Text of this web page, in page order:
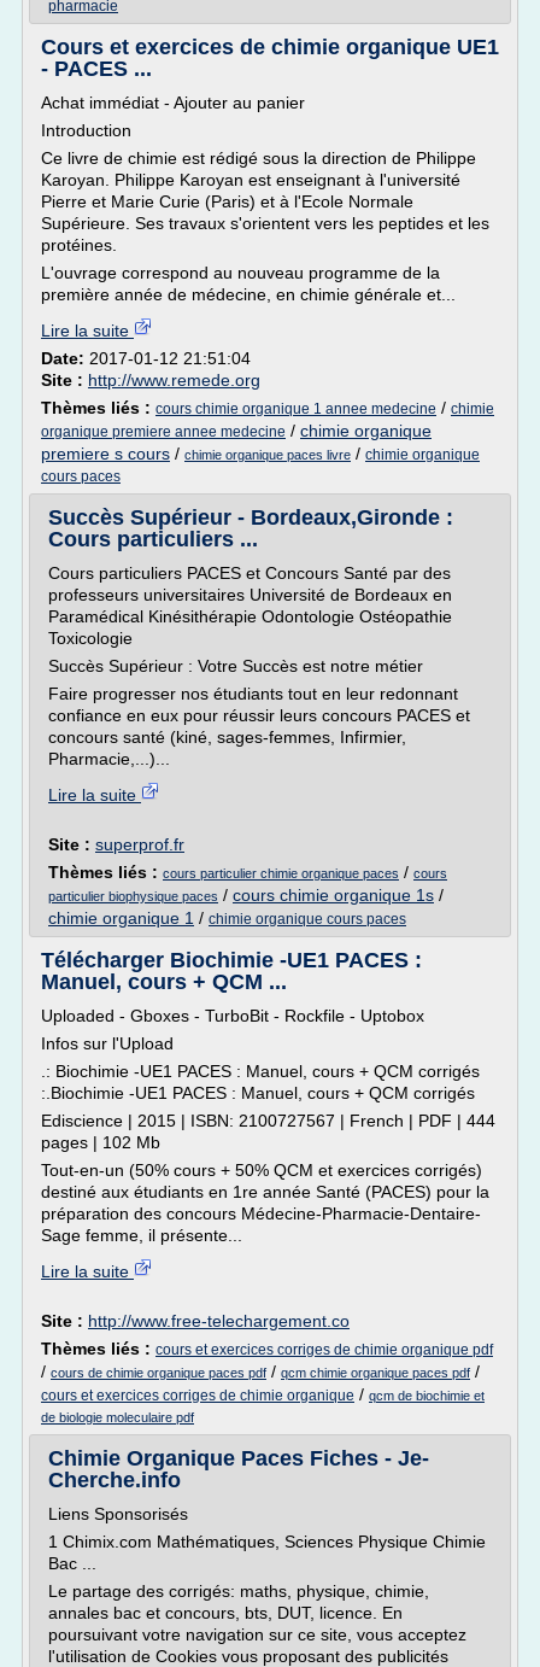
pharmacie
Cours et exercices de chimie organique UE1
- PACES ...
Achat immédiat - Ajouter au panier
Introduction
Ce livre de chimie est rédigé sous la direction de Philippe
Karoyan. Philippe Karoyan est enseignant à l'université
Pierre et Marie Curie (Paris) et à l'Ecole Normale
Supérieure. Ses travaux s'orientent vers les peptides et les
protéines.
L'ouvrage correspond au nouveau programme de la
première année de médecine, en chimie générale et...
Lire la suite
Date: 2017-01-12 21:51:04
Site : http://www.remede.org
Thèmes liés : cours chimie organique 1 annee medecine / chimie
organique premiere annee medecine / chimie organique
premiere s cours / chimie organique paces livre / chimie organique
cours paces
Succès Supérieur - Bordeaux,Gironde :
Cours particuliers ...
Cours particuliers PACES et Concours Santé par des
professeurs universitaires Université de Bordeaux en
Paramédical Kinésithérapie Odontologie Ostéopathie
Toxicologie
Succès Supérieur : Votre Succès est notre métier
Faire progresser nos étudiants tout en leur redonnant
confiance en eux pour réussir leurs concours PACES et
concours santé (kiné, sages-femmes, Infirmier,
Pharmacie,...)...
Lire la suite
Site : superprof.fr
Thèmes liés : cours particulier chimie organique paces / cours
particulier biophysique paces / cours chimie organique 1s /
chimie organique 1 / chimie organique cours paces
Télécharger Biochimie -UE1 PACES :
Manuel, cours + QCM ...
Uploaded - Gboxes - TurboBit - Rockfile - Uptobox
Infos sur l'Upload
.: Biochimie -UE1 PACES : Manuel, cours + QCM corrigés
:.Biochimie -UE1 PACES : Manuel, cours + QCM corrigés
Ediscience | 2015 | ISBN: 2100727567 | French | PDF | 444
pages | 102 Mb
Tout-en-un (50% cours + 50% QCM et exercices corrigés)
destiné aux étudiants en 1re année Santé (PACES) pour la
préparation des concours Médecine-Pharmacie-Dentaire-
Sage femme, il présente...
Lire la suite
Site : http://www.free-telechargement.co
Thèmes liés : cours et exercices corriges de chimie organique pdf
/ cours de chimie organique paces pdf / qcm chimie organique paces pdf /
cours et exercices corriges de chimie organique / qcm de biochimie et
de biologie moleculaire pdf
Chimie Organique Paces Fiches - Je-
Cherche.info
Liens Sponsorisés
1 Chimix.com Mathématiques, Sciences Physique Chimie
Bac ...
Le partage des corrigés: maths, physique, chimie,
annales bac et concours, bts, DUT, licence. En
poursuivant votre navigation sur ce site, vous acceptez
l'utilisation de Cookies vous proposant des publicités